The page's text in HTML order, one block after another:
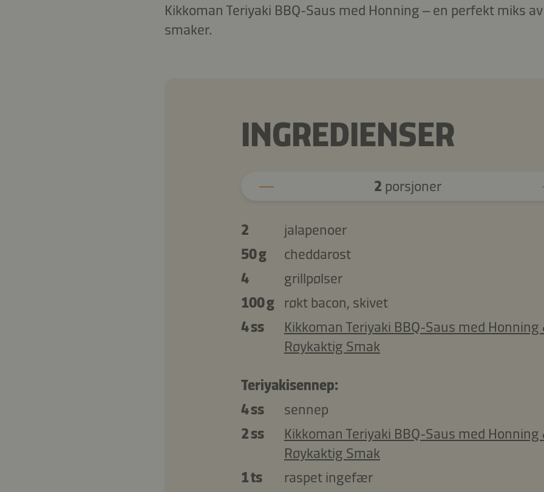
Kikkoman Teriyaki BBQ-Saus med Honning – en perfekt miks
smaker.
INGREDIENSER
2 porsjoner
2
jalapenoer
50 g
cheddarost
4
grillpølser
100 g
røkt bacon, skivet
4 ss
Kikkoman Teriyaki BBQ-Saus med Honning
Røykaktig Smak
Teriyakisennep:
4 ss
sennep
2 ss
Kikkoman Teriyaki BBQ-Saus med Honning
Røykaktig Smak
1 ts
raspet ingefær